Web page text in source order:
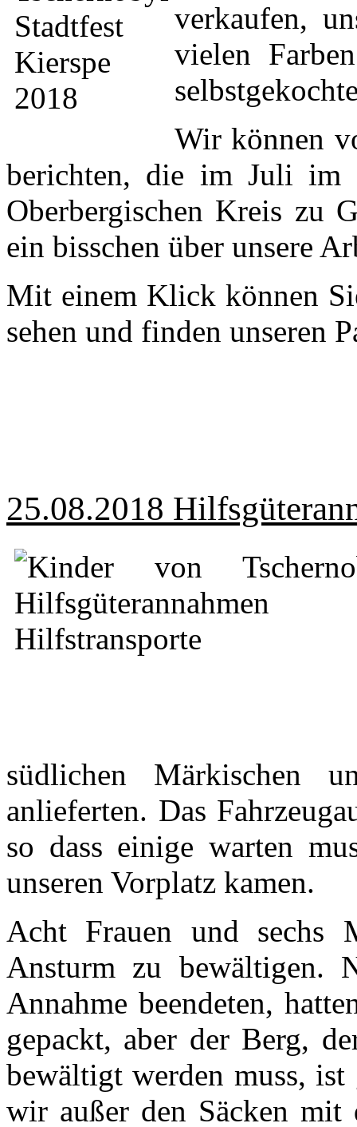
verkaufen,
vielen
Wir können
berichten, die im Juli im
Oberbergischen Kreis zu
ein bisschen über unsere
Mit einem Klick können
sehen und finden unseren
25.08.2018
südlichen Märkischen
anlieferten. Das
so dass einige warten
unseren Vorplatz kamen.
Acht Frauen und sechs
Ansturm zu bewältigen.
Annahme beendeten,
gepackt, aber der Berg,
bewältigt werden muss,
wir außer den Säcken